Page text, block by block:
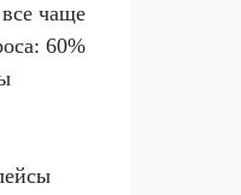
чаще
60%